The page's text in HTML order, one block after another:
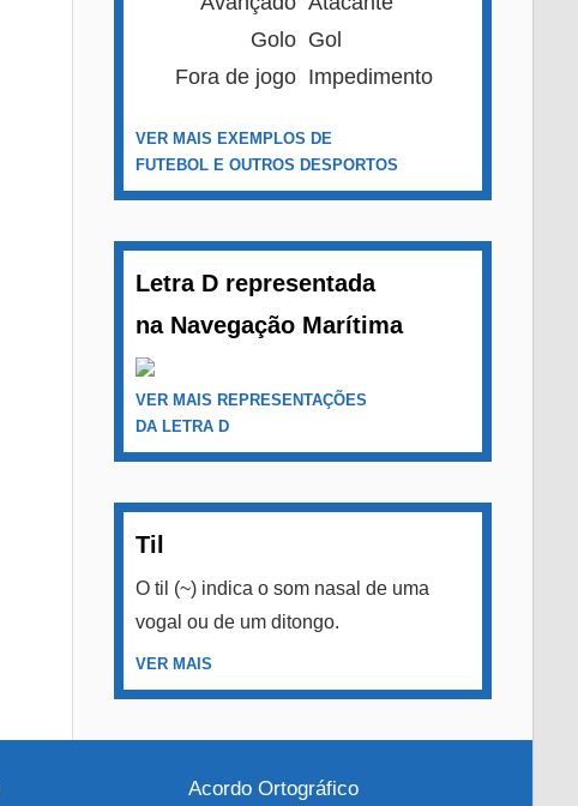
Golo Gol
Fora de jogo Impedimento
VER MAIS EXEMPLOS DE
FUTEBOL E OUTROS DESPORTOS
Letra D representada
na Navegação Marítima
VER MAIS REPRESENTAÇÕES
DA LETRA D
Til
O til (~) indica o som nasal de uma
vogal ou de um ditongo.
VER MAIS
Acordo Ortográfico